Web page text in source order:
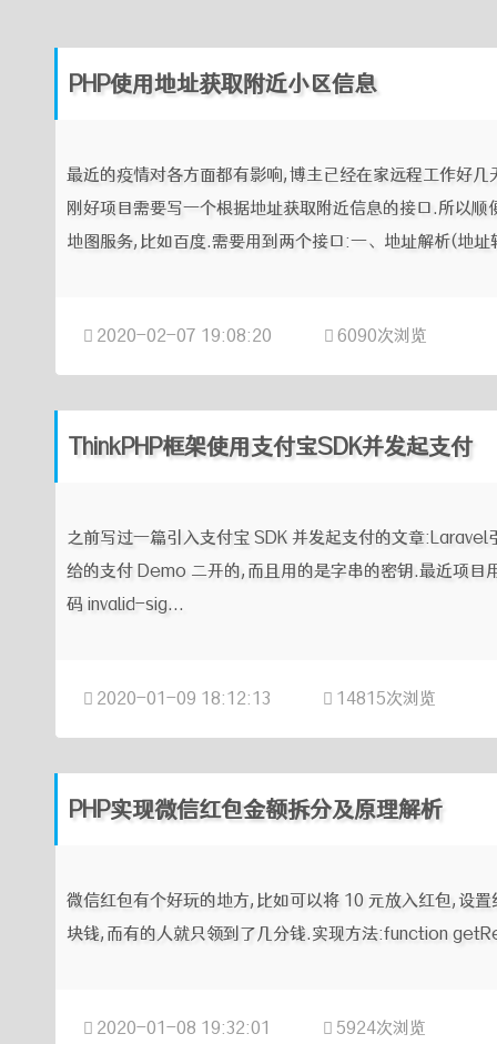
PHP使用地址获取附近小区信息
最近的疫情对各方面都有影响,博主已经在家远程工作好
刚好项目需要写一个根据地址获取附近信息的接口.所以
地图服务,比如百度.需要用到两个接口:一、地址解析(地
2020-02-07 19:08:20 6090次浏览
ThinkPHP框架使用支付宝SDK并发起支付
之前写过一篇引入支付宝 SDK 并发起支付的文章
给的支付 Demo 二开的,而且用的是字串的密钥.最近项
码 invalid-sig...
2020-01-09 18:12:13 14815次浏览
PHP实现微信红包金额拆分及原理解析
微信红包有个好玩的地方,比如可以将 10 元放入红包,设
块钱,而有的人就只领到了几分钱.实现方法:function
2020-01-08 19:32:01 5924次浏览